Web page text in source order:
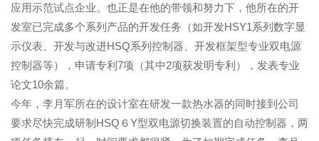
应用示范试点企业。也正是在他的带领和努力下，他所在的开
发室已完成多个系列产品的开发任务（如开发HSY1系列数字显
示仪表、开发与改进HSQ系列控制器、开发框架型专业双电源
控制器等），申请专利7项（其中2项获发明专利），发表专业
论文10余篇。
今年，李月军所在的设计室在研发一款热水器的同时接到公司
要求尽快完成研制HSQ６Y型双电源切换装置的自动控制器，两